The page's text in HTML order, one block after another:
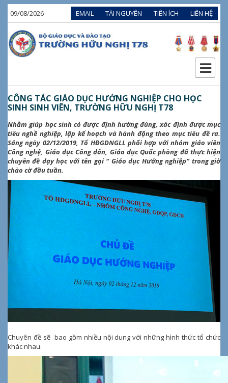
09/08/2026 EMAIL TÀI NGUYÊN TIÊN ÍCH LIÊN HỆ
CÔNG TÁC GIÁO DỤC HƯỚNG NGHIỆP CHO HỌC
SINH SINH VIÊN, TRƯỜNG HỮU NGHỊ T78
Nhằm giúp học sinh có được định hướng đúng, xác định được mục
tiêu nghề nghiệp, lập kế hoạch và hành động theo mục tiêu đề ra.
Sáng ngày 02/12/2019, Tổ HĐGDNGLL phối hợp với nhóm giáo viên
Công nghệ, Giáo dục Công dân, Giáo dục Quốc phòng đã thực hiện
chuyên đề dạy học với tên gọi “ Giáo dục Hướng nghiệp” trong giờ
chào cờ đầu tuần.
Chuyên đề sẽ bao gồm nhiều nội dung với những hình thức tổ chức
khác nhau.